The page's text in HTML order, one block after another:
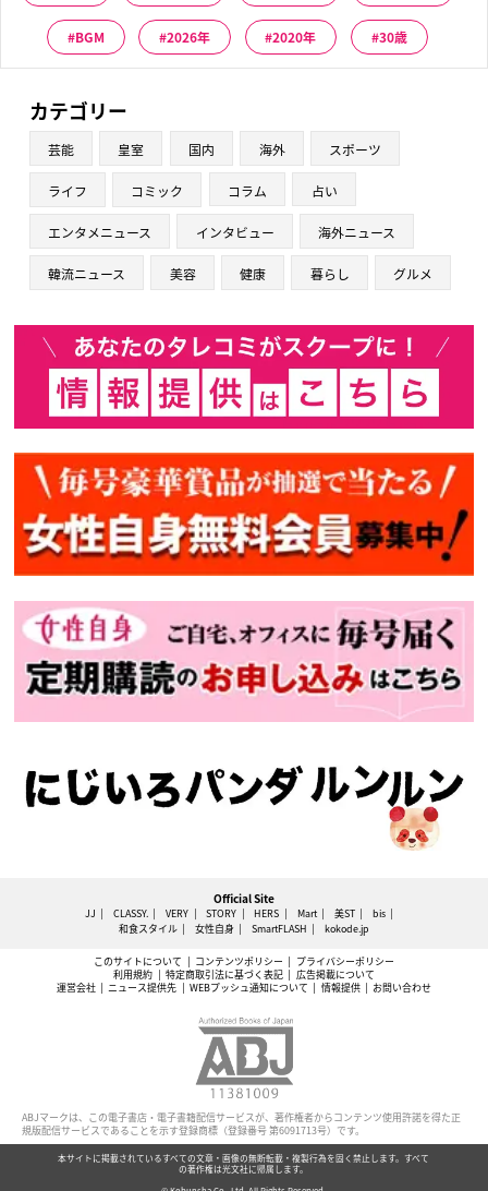
BGM 2026年 2020年 30歳
カテゴリー
芸能 皇室 国内 海外 スポーツ
ライフ コミック コラム 占い
エンタメニュース インタビュー 海外ニュース
韓流ニュース 美容 健康 暮らし グルメ
Official Site
JJ CLASSY. VERY STORY HERS Mart 美ST
bis
和食スタイル
女性自身 SmartFLASH kokode.jp
このサイトについて コンテンツポリシー
プライバシーポリシー
利用規約
特定商取引法に基づく表記
広告掲載について
運営会社
ニュース提供先 WEBプッシュ通知について 情報提供 お問い合わせ
ABJマークは、この電子書店・電子書籍配信サービスが、著作権者からコンテンツ使用許諾を得た正
規版配信サービスであることを示す登録商標（登録番号 第6091713号）です。
本サイトに掲載されているすべての文章・画像の無断転載・複製行為を固く禁止します。すべて
の著作権は光文社に帰属します。